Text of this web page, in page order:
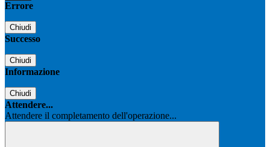
Errore
Chiudi
Successo
Chiudi
Informazione
Chiudi
Attendere...
Attendere il completamento dell'operazione...